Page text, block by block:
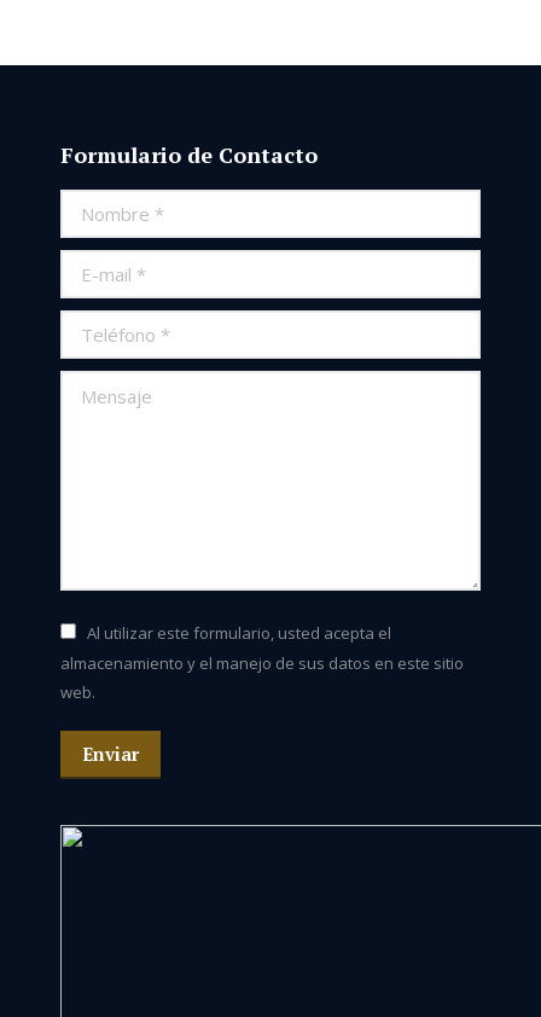
Formulario de Contacto
Nombre *
E-mail *
Teléfono *
Mensaje
Al utilizar este formulario, usted acepta el
almacenamiento y el manejo de sus datos en este sitio
web.
Enviar